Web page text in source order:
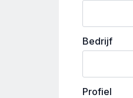
Bedrijf
Profiel